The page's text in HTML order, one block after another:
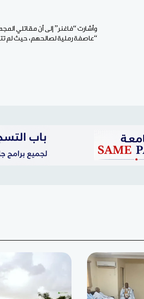
وأشارت “فاغنر” إلى أن مقاتلي
“عاصفة رملية لصالحهم، حيث لم